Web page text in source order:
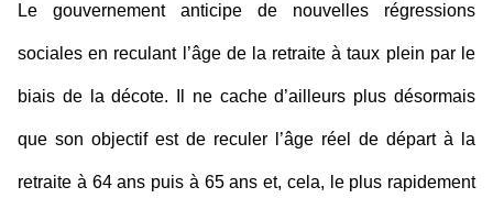
Le gouvernement anticipe de nouvelles régressions
sociales en reculant l’âge de la retraite à taux plein par le
biais de la décote. Il ne cache d’ailleurs plus désormais
que son objectif est de reculer l’âge réel de départ à la
retraite à 64 ans puis à 65 ans et, cela, le plus rapidement